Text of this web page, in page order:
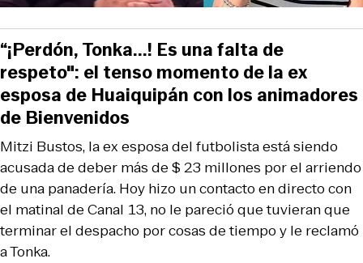
Mitzi Bustos, la ex esposa del futbolista está siendo
acusada de deber más de $ 23 millones por el arriendo
de una panadería. Hoy hizo un contacto en directo con
el matinal de Canal 13, no le pareció que tuvieran que
terminar el despacho por cosas de tiempo y le reclamó
a Tonka.
“¡Perdón, Tonka...! Es una falta de
respeto": el tenso momento de la ex
esposa de Huaiquipán con los animadores
de Bienvenidos